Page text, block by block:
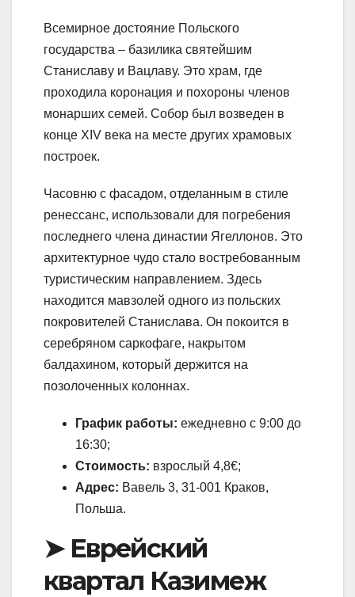
Всемирное достояние Польского
государства – базилика святейшим
Станиславу и Вацлаву. Это храм, где
проходила коронация и похороны членов
монарших семей. Собор был возведен в
конце XIV века на месте других храмовых
построек.
Часовню с фасадом, отделанным в стиле
ренессанс, использовали для погребения
последнего члена династии Ягеллонов. Это
архитектурное чудо стало востребованным
туристическим направлением. Здесь
находится мавзолей одного из польских
покровителей Станислава. Он покоится в
серебряном саркофаге, накрытом
балдахином, который держится на
позолоченных колоннах.
График работы: ежедневно с 9:00 до
16:30;
Стоимость: взрослый 4,8€;
Адрес: Вавель 3, 31-001 Краков,
Польша.
➤ Еврейский
квартал Казимеж